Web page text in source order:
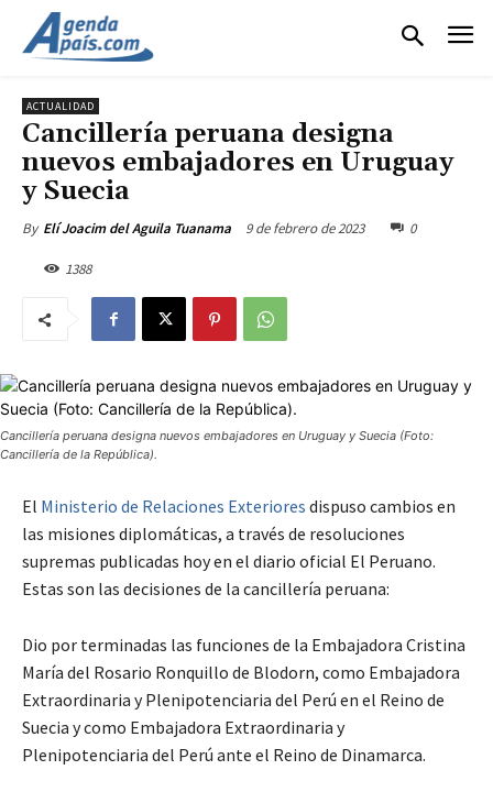
ACTUALIDAD
Cancillería peruana designa
nuevos embajadores en Uruguay
y Suecia
By Elí Joacim del Aguila Tuanama 9 de febrero de 2023 0
1388
Cancillería peruana designa nuevos embajadores en Uruguay y Suecia (Foto:
Cancillería de la República).
El Ministerio de Relaciones Exteriores dispuso cambios en
las misiones diplomáticas, a través de resoluciones
supremas publicadas hoy en el diario oficial El Peruano.
Estas son las decisiones de la cancillería peruana:
Dio por terminadas las funciones de la Embajadora Cristina
María del Rosario Ronquillo de Blodorn, como Embajadora
Extraordinaria y Plenipotenciaria del Perú en el Reino de
Suecia y como Embajadora Extraordinaria y
Plenipotenciaria del Perú ante el Reino de Dinamarca.